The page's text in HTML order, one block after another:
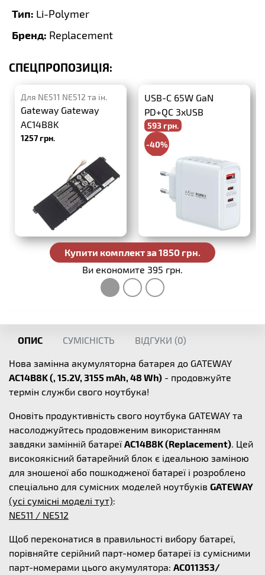
Тип: Li-Polymer
Бренд: Replacement
СПЕЦПРОПОЗИЦІЯ:
Для NE511 NE512 та ін.
Gateway Gateway
AC14B8K
1257 грн.
USB-C 65W GaN
PD+QC 3xUSB
593 грн.
-40%
988 грн.
Купити комплект за 1850 грн.
Ви економите 395 грн.
ОПИС СУМІСНІСТЬ ВІДГУКИ (0)
Нова замінна акумуляторна батарея до GATEWAY
AC14B8K (, 15.2V, 3155 mAh, 48 Wh) - продовжуйте
термін служби свого ноутбука!
Оновіть продуктивність свого ноутбука GATEWAY та
насолоджуйтесь продовженим використанням
завдяки замінній батареї AC14B8K (Replacement). Цей
високоякісний батарейний блок є ідеальною заміною
для зношеної або пошкодженої батареї і розроблено
спеціально для сумісних моделей ноутбуків GATEWAY
(усі сумісні моделі тут):
NE511 / NE512
Щоб переконатися в правильності вибору батареї,
порівняйте серійний парт-номер батареї із сумісними
парт-номерами цього акумулятора: AC011353/